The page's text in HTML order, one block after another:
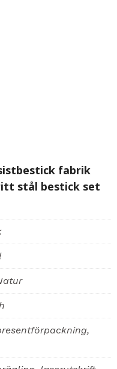
fabrik
stål bestick set